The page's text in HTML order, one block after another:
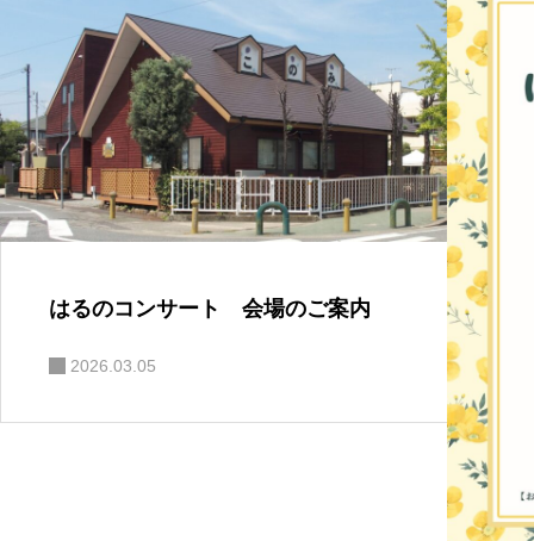
はるのコンサート 会場のご案内
2026.03.05